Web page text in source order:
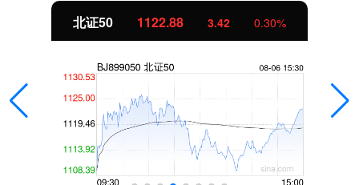
北证50 1122.88 3.42 0.30%